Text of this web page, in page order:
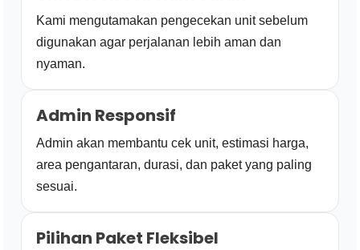
Kami mengutamakan pengecekan unit sebelum
digunakan agar perjalanan lebih aman dan
nyaman.
Admin Responsif
Admin akan membantu cek unit, estimasi harga,
area pengantaran, durasi, dan paket yang paling
sesuai.
Pilihan Paket Fleksibel